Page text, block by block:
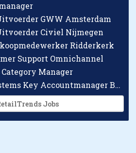
GWW Amsterdam
Civiel Nijmegen
Ridderkerk
Support Omnichannel
Manager
Checkpoint Systems Key Accountmanager Benelux
Jobs